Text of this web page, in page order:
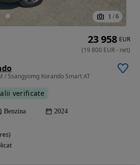
1 / 6
/ Ssangyomg Korando Smart AT
verificate
Benzina 2024
23 958 EUR
(19 800 EUR- net)